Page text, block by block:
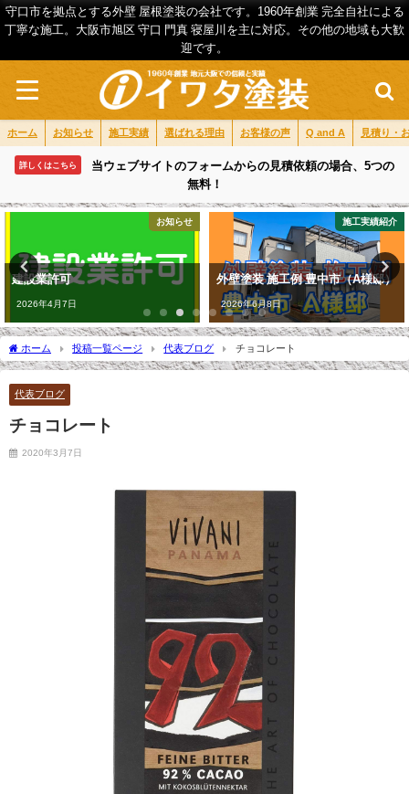
守口市を拠点とする外壁 屋根塗装の会社です。1960年創業 完全自社による
丁寧な施工。大阪市旭区 守口 門真 寝屋川を主に対応。その他の地域も大歓
迎です。
ホーム お知らせ 施工実績 選ばれる理由 お客様の声 Q and A 見積り・
詳しくはこちら
当ウェブサイトのフォームからの見積依頼の場合、5つの
無料！
お知らせ
建設業許可
2026年4月7日
施工実績紹介
外壁塗装 施工例 豊中市（A様邸）
2026年6月8日
ホーム 投稿一覧ページ 代表ブログ チョコレート
代表ブログ
チョコレート
2020年3月7日